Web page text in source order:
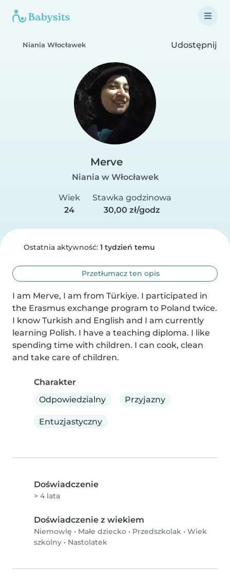
Niania Włocławek Udostępnij
Merve
Niania w Włocławek
Wiek
24
Stawka godzinowa
30,00 zł/godz
Ostatnia aktywność: 1 tydzień temu
Przetłumacz ten opis
I am Merve, I am from Türkiye. I participated in
the Erasmus exchange program to Poland twice.
I know Turkish and English and I am currently
learning Polish. I have a teaching diploma. I like
spending time with children. I can cook, clean
and take care of children.
Charakter
Odpowiedzialny
Przyjazny
Entuzjastyczny
Doświadczenie
> 4 lata
Doświadczenie z wiekiem
Niemowlę • Małe dziecko • Przedszkolak • Wiek
szkolny • Nastolatek